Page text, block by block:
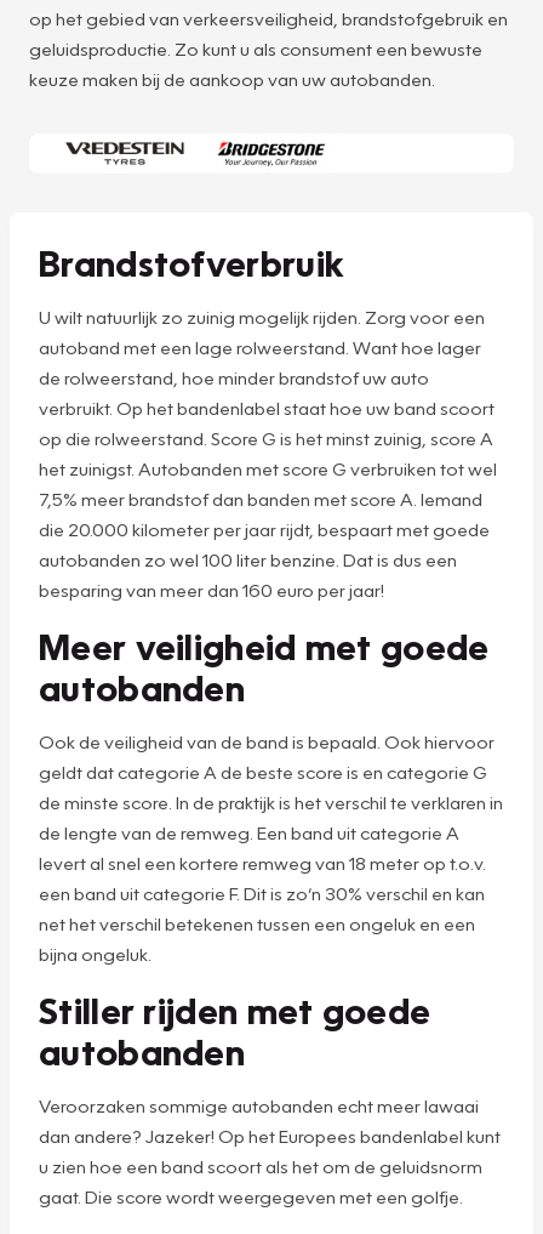
op het gebied van verkeersveiligheid, brandstofgebruik en
geluidsproductie. Zo kunt u als consument een bewuste
keuze maken bij de aankoop van uw autobanden.
Brandstofverbruik
U wilt natuurlijk zo zuinig mogelijk rijden. Zorg voor een
autoband met een lage rolweerstand. Want hoe lager
de rolweerstand, hoe minder brandstof uw auto
verbruikt. Op het bandenlabel staat hoe uw band scoort
op die rolweerstand. Score G is het minst zuinig, score A
het zuinigst. Autobanden met score G verbruiken tot wel
7,5% meer brandstof dan banden met score A. Iemand
die 20.000 kilometer per jaar rijdt, bespaart met goede
autobanden zo wel 100 liter benzine. Dat is dus een
besparing van meer dan 160 euro per jaar!
Meer veiligheid met goede
autobanden
Ook de veiligheid van de band is bepaald. Ook hiervoor
geldt dat categorie A de beste score is en categorie G
de minste score. In de praktijk is het verschil te verklaren in
de lengte van de remweg. Een band uit categorie A
levert al snel een kortere remweg van 18 meter op t.o.v.
een band uit categorie F. Dit is zo’n 30% verschil en kan
net het verschil betekenen tussen een ongeluk en een
bijna ongeluk.
Stiller rijden met goede
autobanden
Veroorzaken sommige autobanden echt meer lawaai
dan andere? Jazeker! Op het Europees bandenlabel kunt
u zien hoe een band scoort als het om de geluidsnorm
gaat. Die score wordt weergegeven met een golfje.